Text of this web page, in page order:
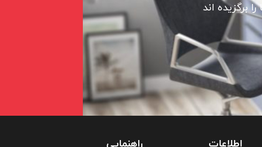
برگزیده اند
اطلاعات راهنمایی